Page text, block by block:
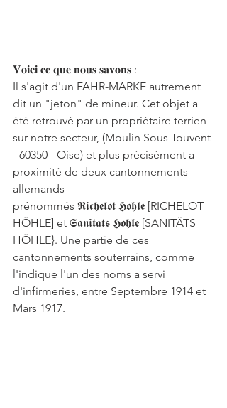
𝐕𝐨𝐢𝐜𝐢 𝐜𝐞 𝐪𝐮𝐞 𝐧𝐨𝐮𝐬 𝐬𝐚𝐯𝐨𝐧𝐬 :
Il s'agit d'un FAHR-MARKE autrement
dit un "jeton" de mineur. Cet objet a
été retrouvé par un propriétaire terrien
sur notre secteur, (Moulin Sous Touvent
- 60350 - Oise) et plus précisément a
proximité de deux cantonnements
allemands
prénommés 𝕽𝖎𝖈𝖍𝖊𝖑𝖔𝖙 𝕳𝖔𝖍𝖑𝖊 [RICHELOT
HÖHLE] et 𝕾𝖆𝖓𝖎𝖙𝖆𝖙𝖘 𝕳𝖔𝖍𝖑𝖊 [SANITÄTS
HÖHLE}. Une partie de ces
cantonnements souterrains, comme
l'indique l'un des noms a servi
d'infirmeries, entre Septembre 1914 et
Mars 1917.